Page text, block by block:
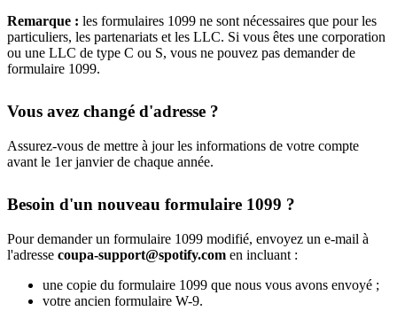
Remarque : les formulaires 1099 ne sont nécessaires que pour les
particuliers, les partenariats et les LLC. Si vous êtes une corporation
ou une LLC de type C ou S, vous ne pouvez pas demander de
formulaire 1099.
Vous avez changé d'adresse ?
Assurez-vous de mettre à jour les informations de votre compte
avant le 1er janvier de chaque année.
Besoin d'un nouveau formulaire 1099 ?
Pour demander un formulaire 1099 modifié, envoyez un e-mail à
l'adresse coupa-support@spotify.com en incluant :
une copie du formulaire 1099 que nous vous avons envoyé ;
votre ancien formulaire W-9.